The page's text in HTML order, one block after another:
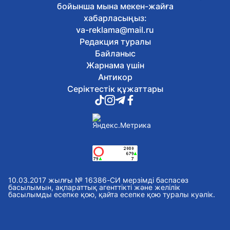
Экологиялық кодекс жаңартылды: не
өзгереді?
6 тамыз, 2026
Қазақстан театрларында балаларға
арналған қойылымдар көбейіп келеді
6 тамыз, 2026
Жалақыдан ұсталған алиментті
аудармаған жұмыс беруші жауапқа
тартылды
6 тамыз, 2026
Балаларды интернет-алаяқтардан
қалай қорғауға болады
Отандық өндірушілермен жеңіл
өнеркәсіпті дамыту мәселелері
6 тамыз, 2026
Астанада Абай күніне орай
тоғызқұмалақтан алғашқы қалалық
бойынша мына мекен-жайға
хабарласыңыз:
va-reklama@mail.ru
Редакция туралы
Байланыс
Жарнама үшін
Антикор
Серіктестік құжаттары
10.03.2017 жылғы № 16386-СИ мерзімді баспасөз
басылымын, ақпараттық агенттікті және желілік
басылымды есепке қою, қайта есепке қою туралы куәлік.